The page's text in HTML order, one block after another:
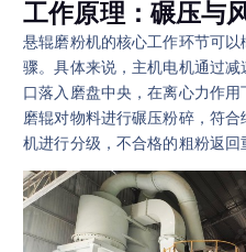
工作原理：碾压与
悬辊磨粉机的核心工作环节可
骤。具体来说，主机电机通过
口落入磨盘中央，在离心力作用
磨辊对物料进行碾压粉碎，符
机进行分级，不合格的粗粉返回